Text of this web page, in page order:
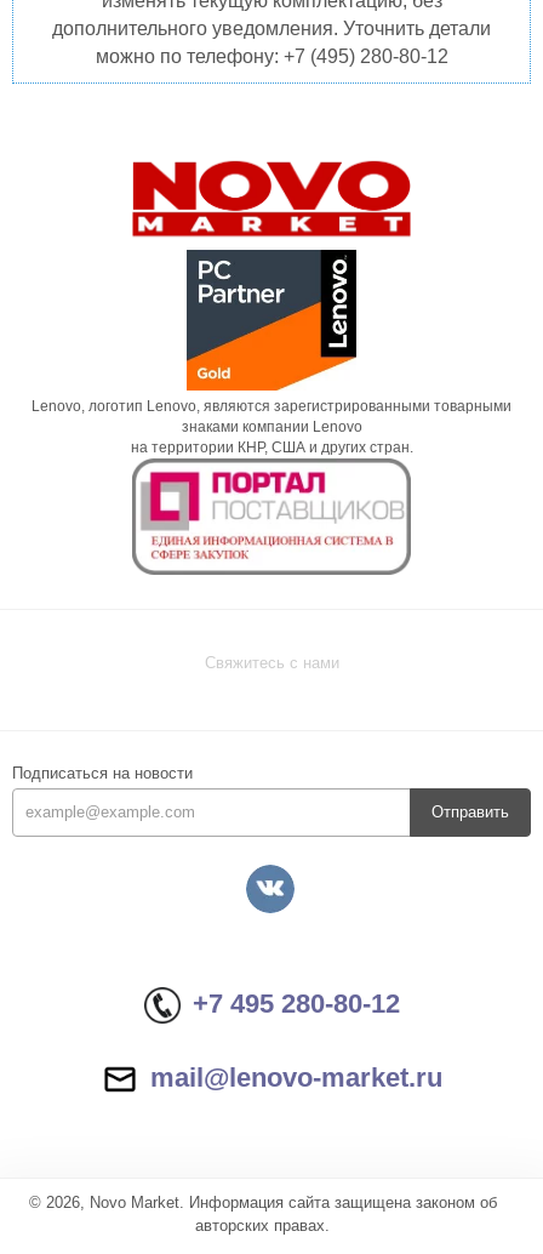
дополнительного уведомления. Уточнить детали
можно по телефону: +7 (495) 280-80-12
Lenovo, логотип Lenovo, являются зарегистрированными товарными
знаками компании Lenovo
на территории КНР, США и других стран.
Свяжитесь с нами
Подписаться на новости
Отправить
+7 495 280-80-12
mail@lenovo-market.ru
© 2026, Novo Market. Информация сайта защищена законом об
авторских правах.